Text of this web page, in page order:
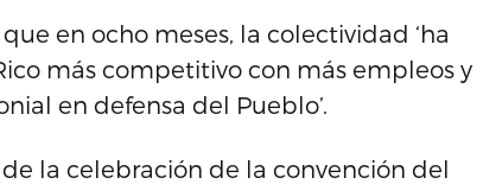
en ocho meses, la colectividad ‘ha
más competitivo con más empleos y
en defensa del Pueblo’.
la celebración de la convención del